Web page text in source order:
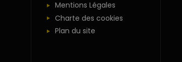
Mentions Légales
Charte des cookies
Plan du site